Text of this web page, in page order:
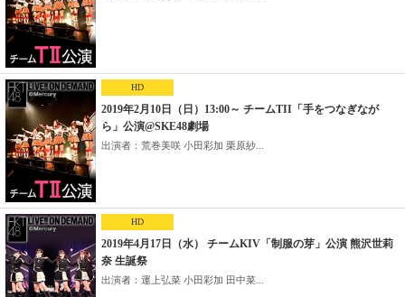
HD
2019年2月10日（日）13:00～ チームTII「手をつなぎなが
ら」公演@SKE48劇場
出演者：荒巻美咲 小田彩加 栗原紗...
HD
2019年4月17日（水） チームKIV「制服の芽」公演 熊沢世莉
奈 生誕祭
出演者：運上弘菜 小田彩加 田中菜...